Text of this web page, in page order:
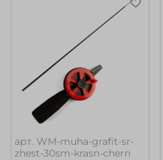
арт. WM-muha-grafit-sr-
zhest-30sm-krasn-chern